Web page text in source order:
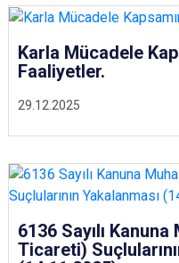
29.12.2025
Karla Mücadele
Faaliyetler.
6136 Sayılı
Ticareti)